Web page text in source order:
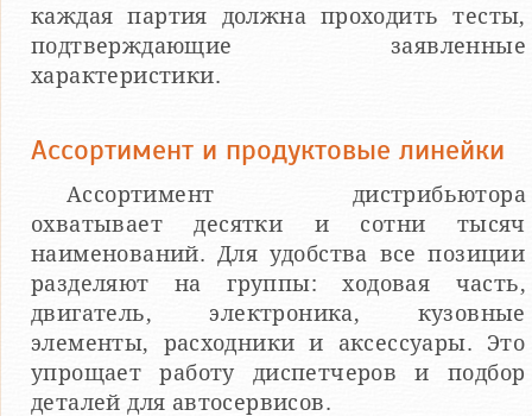
каждая партия должна проходить тесты,
подтверждающие заявленные
характеристики.
Ассортимент и продуктовые линейки
Ассортимент дистрибьютора
охватывает десятки и сотни тысяч
наименований. Для удобства все позиции
разделяют на группы: ходовая часть,
двигатель, электроника, кузовные
элементы, расходники и аксессуары. Это
упрощает работу диспетчеров и подбор
деталей для автосервисов.